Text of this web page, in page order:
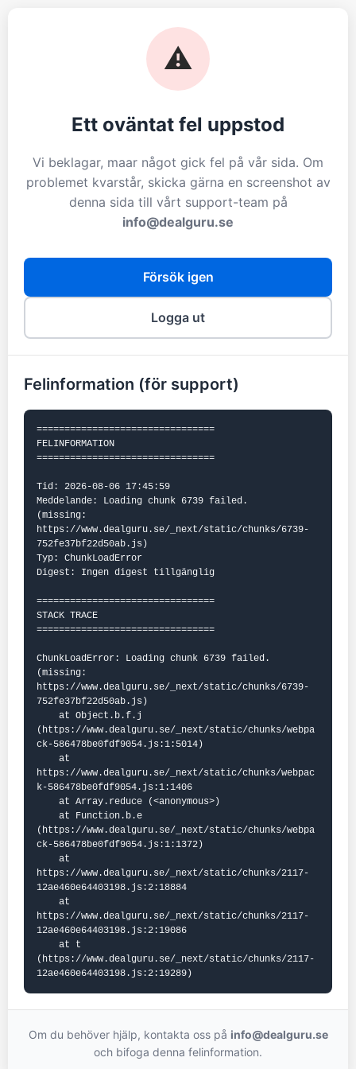
⚠️
Ett oväntat fel uppstod
Vi beklagar, maar något gick fel på vår sida. Om
problemet kvarstår, skicka gärna en screenshot av
denna sida till vårt support-team på
info@dealguru.se
Försök igen
Logga ut
Felinformation (för support)
================================
FELINFORMATION
================================
Tid: 2026-08-06 17:45:59
Meddelande: Loading chunk 6739 failed.
(missing:
https://www.dealguru.se/_next/static/chunks/6739-
752fe37bf22d50ab.js)
Typ: ChunkLoadError
Digest: Ingen digest tillgänglig
================================
STACK TRACE
================================
ChunkLoadError: Loading chunk 6739 failed.
(missing:
https://www.dealguru.se/_next/static/chunks/6739-
752fe37bf22d50ab.js)
(https://www.dealguru.se/_next/static/chunks/webpa
ck-586478be0fdf9054.js:1:5014)
https://www.dealguru.se/_next/static/chunks/webpac
k-586478be0fdf9054.js:1:1406
(https://www.dealguru.se/_next/static/chunks/webpa
ck-586478be0fdf9054.js:1:1372)
https://www.dealguru.se/_next/static/chunks/2117-
12ae460e64403198.js:2:18884
https://www.dealguru.se/_next/static/chunks/2117-
12ae460e64403198.js:2:19086
(https://www.dealguru.se/_next/static/chunks/2117-
12ae460e64403198.js:2:19289)
Om du behöver hjälp, kontakta oss på info@dealguru.se
och bifoga denna felinformation.